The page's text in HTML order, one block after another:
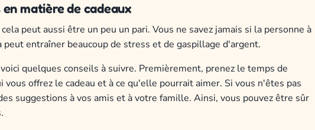
matière de cadeaux
peut aussi être un peu un pari. Vous ne savez jamais si la personne à
entraîner beaucoup de stress et de gaspillage d'argent.
quelques conseils à suivre. Premièrement, prenez le temps de
offrez le cadeau et à ce qu'elle pourrait aimer. Si vous n'êtes pas
suggestions à vos amis et à votre famille. Ainsi, vous pouvez être sûr